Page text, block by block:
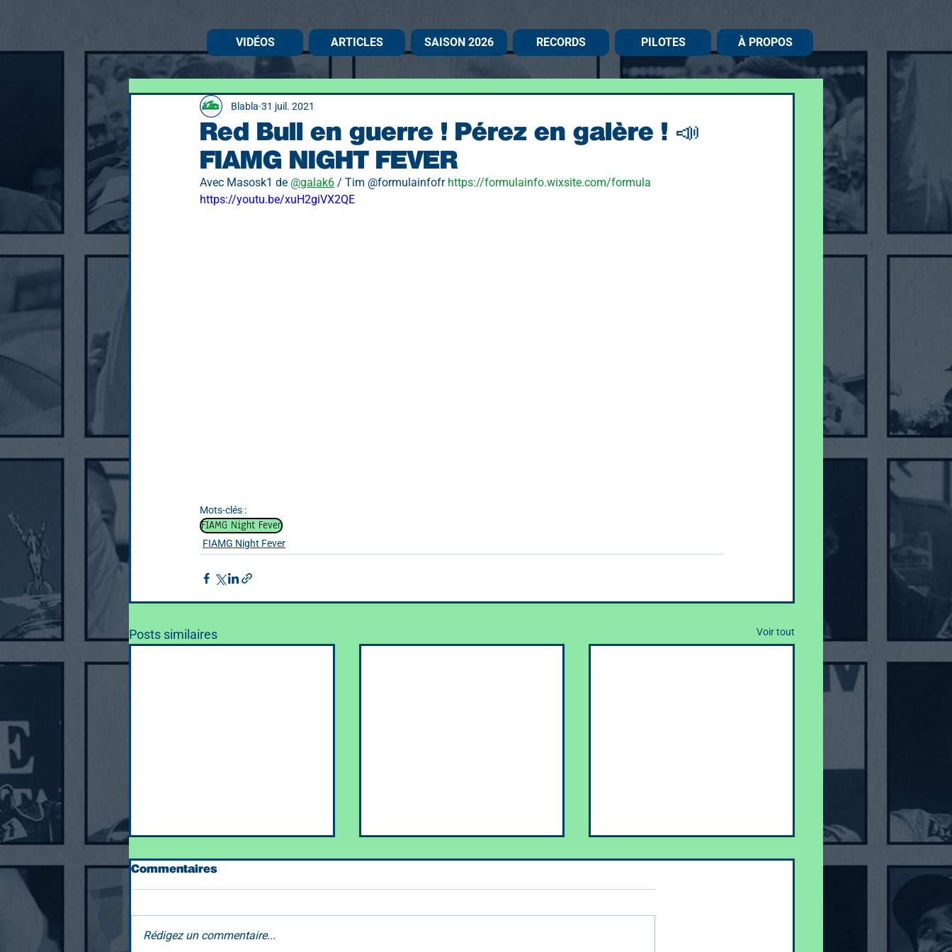
VIDÉOS ARTICLES SAISON 2026 RECORDS PILOTES À PROPOS
Red Bull en guerre ! Pérez en galère ! 📣
FIAMG NIGHT FEVER
Blabla 31 juil. 2021
Avec Masosk1 de @galak6 / Tim @formulainfofr https://formulainfo.wixsite.com/formula
https://youtu.be/xuH2giVX2QE
Mots-clés :
FIAMG Night Fever
FIAMG Night Fever
Posts similaires Voir tout
Commentaires
Rédigez un commentaire...